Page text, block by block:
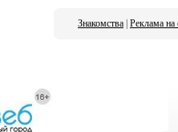
Знакомства Реклама на